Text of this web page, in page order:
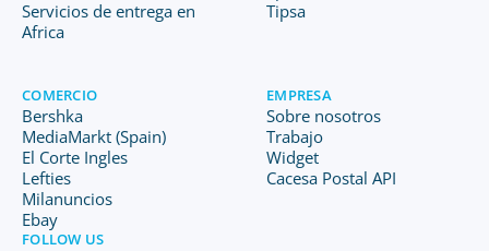
Servicios de entrega en
Africa
Tipsa
COMERCIO
Bershka
MediaMarkt (Spain)
El Corte Ingles
Lefties
Milanuncios
Ebay
EMPRESA
Sobre nosotros
Trabajo
Widget
Cacesa Postal API
FOLLOW US